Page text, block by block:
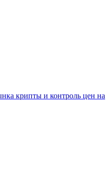
крипты и контроль цен на